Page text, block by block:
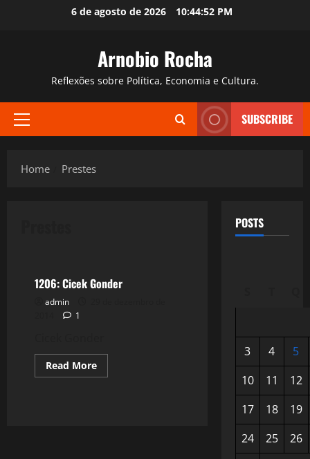
6 de agosto de 2026 10:44:53 PM
Arnobio Rocha
Reflexões sobre Política, Economia e Cultura.
Primary
SUBSCRIBE
Home Prestes
1206: Cicek Gonder
admin
1
Read MoreRead
more
POSTS
3 4
5
10
11
12
17
18
19
24
25
26